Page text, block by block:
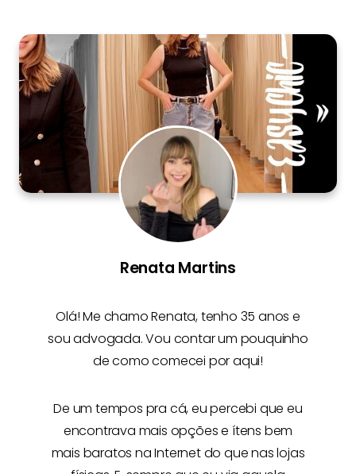
Renata Martins
Olá! Me chamoRenata, tenho 35 anos e
sou advogada. Vou contar um pouquinho
de como comecei por aqui!
De um tempos pra cá, eu percebi que eu
encontrava mais opções e ítens bem
mais baratos na Internetdo que nas lojas